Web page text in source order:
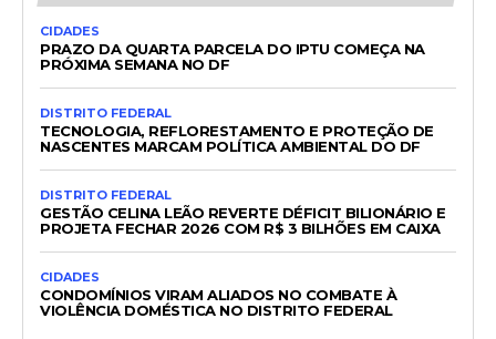
CIDADES
PRAZO DA QUARTA PARCELA DO IPTU COMEÇA NA
PRÓXIMA SEMANA NO DF
DISTRITO FEDERAL
TECNOLOGIA, REFLORESTAMENTO E PROTEÇÃO DE
NASCENTES MARCAM POLÍTICA AMBIENTAL DO DF
DISTRITO FEDERAL
GESTÃO CELINA LEÃO REVERTE DÉFICIT BILIONÁRIO E
PROJETA FECHAR 2026 COM R$ 3 BILHÕES EM CAIXA
CIDADES
CONDOMÍNIOS VIRAM ALIADOS NO COMBATE À
VIOLÊNCIA DOMÉSTICA NO DISTRITO FEDERAL